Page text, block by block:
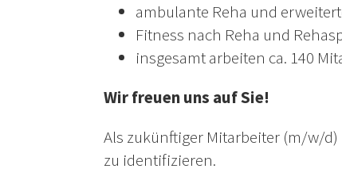
ambulante Reha und
Fitness nach Reha und
insgesamt arbeiten ca. 140
Wir freuen uns auf Sie!
Als zukünftiger Mitarbeiter (m/w/
zu identifizieren.